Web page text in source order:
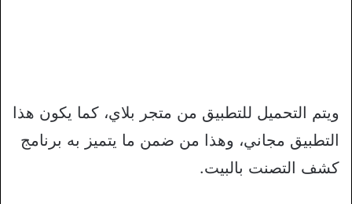
ويتم التحميل للتطبيق من متجر بلاي، كما يكون هذا
التطبيق مجاني، وهذا من ضمن ما يتميز به برنامج
كشف التصنت بالبيت.